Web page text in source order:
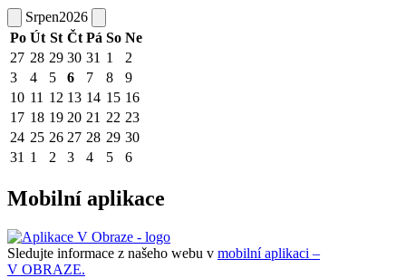
Srpen2026
Po Út St Čt Pá So Ne
27 28 29 30 31 1
2
3
4 5 6 7 8
9
10 11 12 13 14 15 16
17 18 19 20 21 22 23
24 25 26 27 28 29 30
31 1 2 3 4 5 6
Mobilní aplikace
Sledujte informace z našeho webu v mobilní aplikaci –
V OBRAZE.